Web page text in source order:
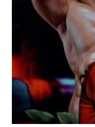
(КЕЙТ
РИНКА)